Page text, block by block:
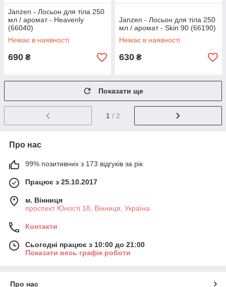
Janzen - Лосьон для тіла 250
мл / аромат - Heavenly
(66040)
Немає в наявності
690 ₴
Janzen - Лосьон для тіла 250
мл / аромат - Skin 90 (66190)
Немає в наявності
630 ₴
Показати ще
1 / 2
Про нас
99% позитивних з 173 відгуків за рік
Працює з 25.10.2017
м. Вінниця
проспект Юності 18, Вінниця, Україна
Контакти
Сьогодні працює з 10:00 до 21:00
Показати весь графік роботи
Про нас